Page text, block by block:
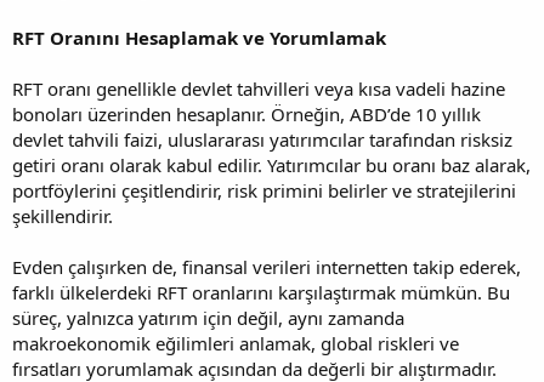
RFT Oranını Hesaplamak ve Yorumlamak
RFT oranı genellikle devlet tahvilleri veya kısa vadeli hazine
bonoları üzerinden hesaplanır. Örneğin, ABD’de 10 yıllık
devlet tahvili faizi, uluslararası yatırımcılar tarafından risksiz
getiri oranı olarak kabul edilir. Yatırımcılar bu oranı baz alarak,
portföylerini çeşitlendirir, risk primini belirler ve stratejilerini
şekillendirir.
Evden çalışırken de, finansal verileri internetten takip ederek,
farklı ülkelerdeki RFT oranlarını karşılaştırmak mümkün. Bu
süreç, yalnızca yatırım için değil, aynı zamanda
makroekonomik eğilimleri anlamak, global riskleri ve
fırsatları yorumlamak açısından da değerli bir alıştırmadır.